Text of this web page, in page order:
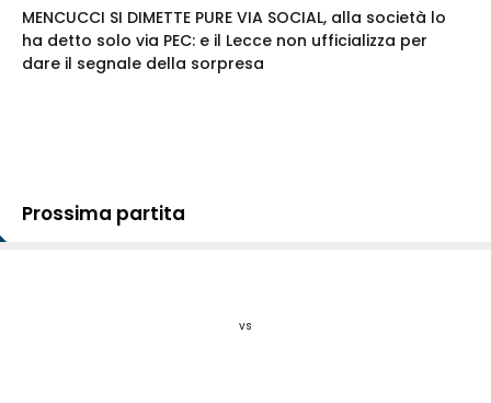
MENCUCCI SI DIMETTE PURE VIA SOCIAL, alla società lo
ha detto solo via PEC: e il Lecce non ufficializza per
dare il segnale della sorpresa
Prossima partita
vs